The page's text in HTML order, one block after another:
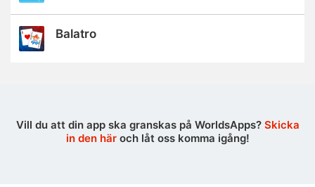
Balatro
Vill du att din app ska granskas på WorldsApps? Skicka
in den häroch låt oss komma igång!